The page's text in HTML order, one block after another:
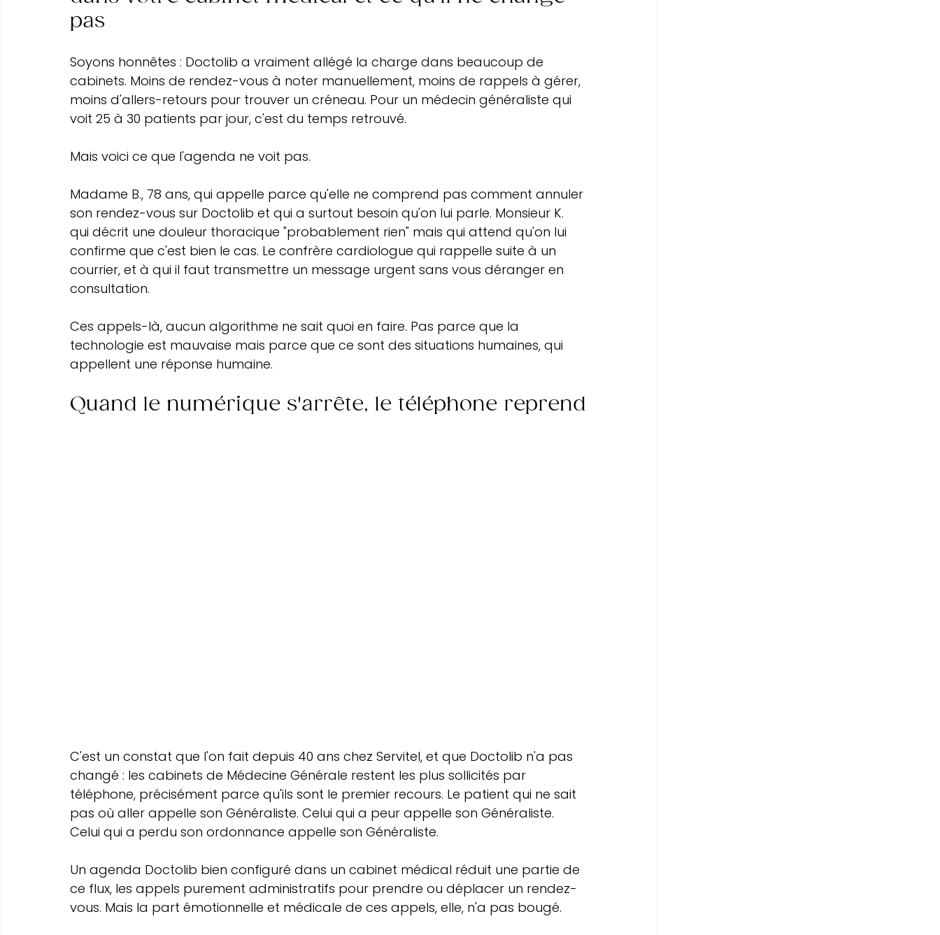
pas
Soyons honnêtes : Doctolib a vraiment allégé la charge dans beaucoup de
cabinets. Moins de rendez-vous à noter manuellement, moins de rappels à gérer,
moins d'allers-retours pour trouver un créneau. Pour un médecin généraliste qui
voit 25 à 30 patients par jour, c'est du temps retrouvé.
Mais voici ce que l'agenda ne voit pas.
Madame B., 78 ans, qui appelle parce qu'elle ne comprend pas comment annuler
son rendez-vous sur Doctolib et qui a surtout besoin qu'on lui parle. Monsieur K.
qui décrit une douleur thoracique "probablement rien" mais qui attend qu'on lui
confirme que c'est bien le cas. Le confrère cardiologue qui rappelle suite à un
courrier, et à qui il faut transmettre un message urgent sans vous déranger en
consultation.
Ces appels-là, aucun algorithme ne sait quoi en faire. Pas parce que la
technologie est mauvaise mais parce que ce sont des situations humaines, qui
appellent une réponse humaine.
Quand le numérique s'arrête, le téléphone reprend
C'est un constat que l'on fait depuis 40 ans chez Servitel, et que Doctolib n'a pas
changé : les cabinets de Médecine Générale restent les plus sollicités par
téléphone, précisément parce qu'ils sont le premier recours. Le patient qui ne sait
pas où aller appelle son Généraliste. Celui qui a peur appelle son Généraliste.
Celui qui a perdu son ordonnance appelle son Généraliste.
Un agenda Doctolib bien configuré dans un cabinet médical réduit une partie de
ce flux, les appels purement administratifs pour prendre ou déplacer un rendez-
vous. Mais la part émotionnelle et médicale de ces appels, elle, n'a pas bougé.